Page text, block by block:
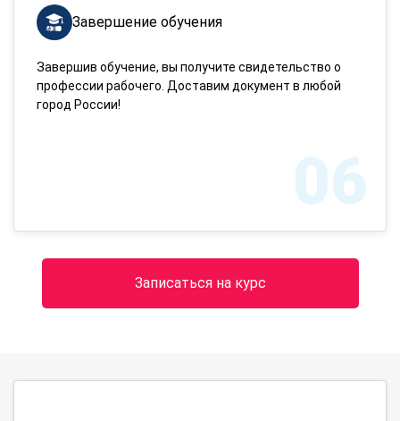
Завершение обучения
Завершив обучение, вы получите свидетельство о
профессии рабочего. Доставим документ в любой
город России!
06
Записаться на курс